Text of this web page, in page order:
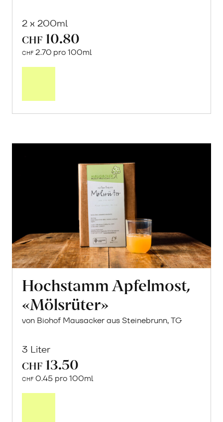
2 x 200ml
CHF 10.80
CHF 2.70 pro 100ml
Hochstamm Apfelmost,
«Mölsrüter»
von Biohof Mausacker aus Steinebrunn, TG
3 Liter
CHF 13.50
CHF 0.45 pro 100ml